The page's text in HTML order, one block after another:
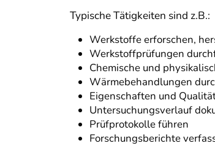
Typische Tätigkeiten sind z.B.:
Werkstoffe erforschen,
Werkstoffprüfungen
Chemische und
Wärmebehandlungen
Eigenschaften und
Untersuchungsverlauf
Prüfprotokolle führen
Forschungsberichte